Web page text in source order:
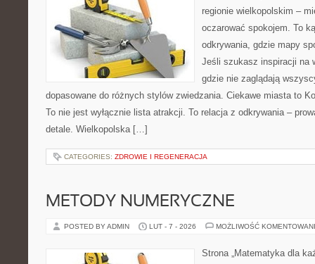
regionie wielkopolskim –
oczarować spokojem. To
odkrywania, gdzie mapy
Jeśli szukasz inspiracji na
gdzie nie zaglądają
dopasowane do różnych stylów zwiedzania. Ciekawe miasta to
To nie jest wyłącznie lista atrakcji. To relacja z odkrywania –
detale. Wielkopolska […]
CATEGORIES: ZDROWIE I REGENERACJA
METODY NUMERYCZNE
POSTED BY ADMIN LUT - 7 - 2026 MOŻLIWOŚĆ
Strona „Matematyka dla